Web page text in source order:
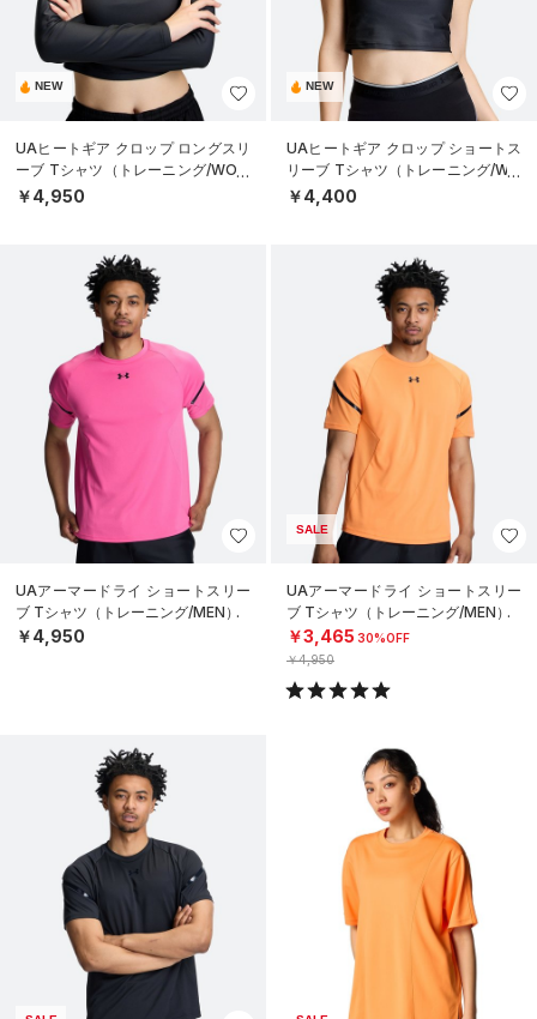
NEW
UAヒートギア クロップ ロングスリ
ーブ Tシャツ（トレーニング/WOM
EN）
￥4,950
NEW
UAヒートギア クロップ ショートス
リーブ Tシャツ（トレーニング/WO
MEN）
￥4,400
UAアーマードライ ショートスリー
ブ Tシャツ（トレーニング/MEN）
￥4,950
SALE
UAアーマードライ ショートスリー
ブ Tシャツ（トレーニング/MEN）
￥3,465 30%OFF
￥4,950